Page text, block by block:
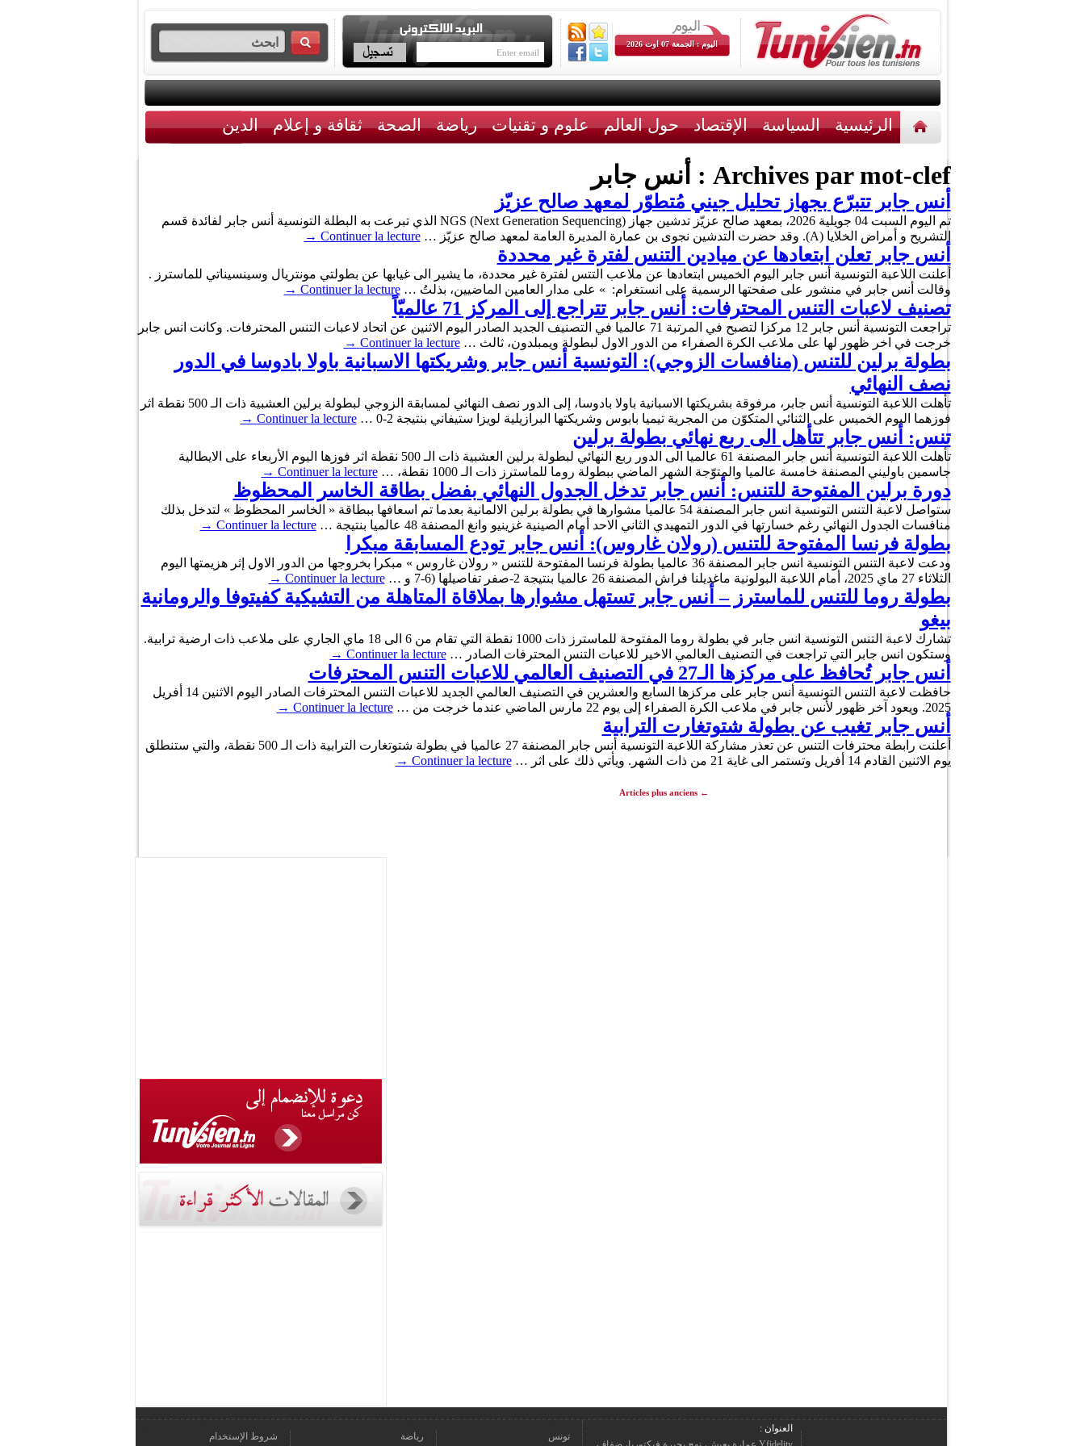
اليوم : الجمعة 07 اوت 2026
الرئيسية السياسة الإقتصاد حول العالم علوم و تقنيات رياضة الصحة ثقافة و إعلام الدين
أخبار مختلفة
Archives par mot-clef : أنس جابر
أنس جابر تتبرّع بجهاز تحليل جيني مُتطوّر لمعهد صالح عزيّز
تم اليوم السبت 04 جويلية 2026، بمعهد صالح عزيّز تدشين جهاز NGS (Next Generation Sequencing) الذي تبرعت به البطلة التونسية أنس جابر لفائدة قسم
التشريح و أمراض الخلايا (A). وقد حضرت التدشين نجوى بن عمارة المديرة العامة لمعهد صالح عزيّز …
Continuer la lecture
→
أنس جابر تعلن ابتعادها عن ميادين التنس لفترة غير محددة
أعلنت اللاعبة التونسية أنس جابر اليوم الخميس ابتعادها عن ملاعب التتس لفترة غير محددة، ما يشير الى غيابها عن بطولتي مونتريال وسينسيناتي للماسترز .
وقالت أنس جابر في منشور على صفحتها الرسمية على انستغرام: » على مدار العامين الماضيين، بذلتُ …Continuer la lecture
→
تصنيف لاعبات التنس المحترفات: أنس جابر تتراجع إلى المركز 71 عالميّاً
تراجعت التونسية أنس جابر 12 مركزا لتصبح في المرتبة 71 عالميا في التصنيف الجديد الصادر اليوم الاثنين عن اتحاد لاعبات التنس المحترفات. وكانت انس جابر
خرجت في اخر ظهور لها على ملاعب الكرة الصفراء من الدور الاول لبطولة ويمبلدون، ثالث …Continuer la lecture
→
بطولة برلين للتنس (منافسات الزوجي): التونسية أنس جابر وشريكتها الاسبانية باولا بادوسا في الدور
نصف النهائي
تأهلت اللاعبة التونسية أنس جابر، مرفوقة بشريكتها الاسبانية باولا بادوسا، إلى الدور نصف النهائي لمسابقة الزوجي لبطولة برلين العشبية ذات الـ 500 نقطة اثر
فوزهما اليوم الخميس على الثنائي المتكوّن من المجرية تيميا بابوس وشريكتها البرازيلية لويزا ستيفاني بنتيجة 2-0 …
Continuer la lecture
→
تنس: أنس جابر تتأهل الى ربع نهائي بطولة برلين
تأهلت اللاعبة التونسية أنس جابر المصنفة 61 عالميا الى الدور ربع النهائي لبطولة برلين العشبية ذات الـ 500 نقطة اثر فوزها اليوم الأربعاء على الايطالية
جاسمين باوليني المصنفة خامسة عالميا والمتوّجة الشهر الماضي ببطولة روما للماسترز ذات الـ 1000 نقطة، …
Continuer la lecture
→
دورة برلين المفتوحة للتنس: أنس جابر تدخل الجدول النهائي بفضل بطاقة الخاسر المحظوظ
ستواصل لاعبة التنس التونسية انس جابر المصنفة 54 عالميا مشوارها في بطولة برلين الالمانية بعدما تم اسعافها ببطاقة « الخاسر المحظوظ » لتدخل بذلك
منافسات الجدول النهائي رغم خسارتها في الدور التمهيدي الثاني الاحد أمام الصينية غزينيو وانغ المصنفة 48 عالميا بنتيجة …
Continuer la lecture
→
بطولة فرنسا المفتوحة للتنس (رولان غاروس): أنس جابر تودع المسابقة مبكرا
ودعت لاعبة التنس التونسية انس جابر المصنفة 36 عالميا بطولة فرنسا المفتوحة للتنس « رولان غاروس » مبكرا بخروجها من الدور الاول إثر هزيمتها اليوم
الثلاثاء 27 ماي 2025، أمام اللاعبة البولونية ماغديلنا فراش المصنفة 26 عالميا بنتيجة 2-صفر تفاصيلها (6-7 و …
Continuer la lecture
→
بطولة روما للتنس للماسترز – أنس جابر تستهل مشوارها بملاقاة المتاهلة من التشيكية كفيتوفا والرومانية
بيغو
تشارك لاعبة التنس التونسية انس جابر في بطولة روما المفتوحة للماسترز ذات 1000 نقطة التي تقام من 6 الى 18 ماي الجاري على ملاعب ذات ارضية ترابية.
وستكون انس جابر التي تراجعت في التصنيف العالمي الاخير للاعبات التنس المحترفات الصادر …Continuer la lecture
→
أنس جابر تُحافظ على مركزها الـ27 في التصنيف العالمي للاعبات التنس المحترفات
حافظت لاعبة التنس التونسية أنس جابر على مركزها السابع والعشرين في التصنيف العالمي الجديد للاعبات التنس المحترفات الصادر اليوم الاثنين 14 أفريل
2025. ويعود آخر ظهور لأنس جابر في ملاعب الكرة الصفراء إلى يوم 22 مارس الماضي عندما خرجت من …
Continuer la lecture
→
أنس جابر تغيب عن بطولة شتوتغارت الترابية
أعلنت رابطة محترفات التنس عن تعذر مشاركة اللاعبة التونسية أنس جابر المصنفة 27 عالميا في بطولة شتوتغارت الترابية ذات الـ 500 نقطة، والتي ستنطلق
يوم الاثنين القادم 14 أفريل وتستمر الى غاية 21 من ذات الشهر. ويأتي ذلك على اثر …
Continuer la lecture
→
←
Articles plus anciens
العنوان :
تونس رياضة شروط الإستخدام